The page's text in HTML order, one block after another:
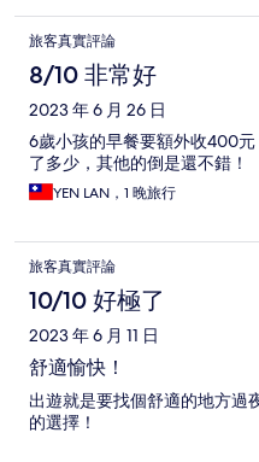
旅客真實評論
8/10 非常好
2023 年 6 月 26 日
6歲小孩的早餐要額外收400
了多少，其他的倒是還不錯！
YEN LAN，1 晚旅行
旅客真實評論
10/10 好極了
2023 年 6 月 11 日
舒適愉快！
出遊就是要找個舒適的地方過
的選擇！